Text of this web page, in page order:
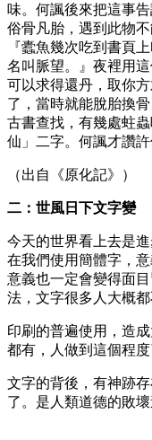
味。何諷後來把這事
俗骨凡胎，遇到此物
『蠹魚幾次吃到書頁
名叫脈望。』夜裡用
可以求得還丹，取你
了，當時就能脫胎換
古書查找，有幾處蛀
仙」二字。何諷才讚許
（出自《原化記》）
二：世風日下文字變
今天的世界看上去是
在我們使用簡體字，
意義也一定會變得面
法，文字很多人大概都
印刷的普遍使用，造
都有，人做到這個程
文字的背後，有神跡
了。是人類道德的敗